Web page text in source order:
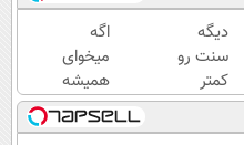
دیگه
سنت رو
کمتر
حدس
میزنن😉
اگه
میخوای
همیشه
جوون
باشی کرم